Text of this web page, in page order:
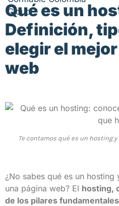
Qué es un
Definición,
elegir el
web
Te contamos qué es un hosting
¿No sabes qué es un
una página web? El hosting,
de los pilares